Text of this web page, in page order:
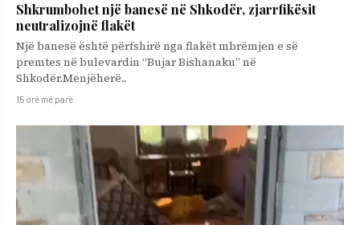
Shkrumbohet një banesë në Shkodër, zjarrfikësit
neutralizojnë flakët
Një banesë është përfshirë nga flakët mbrëmjen e së
premtes në bulevardin “Bujar Bishanaku” në
Shkodër.Menjëherë...
15 orë më parë